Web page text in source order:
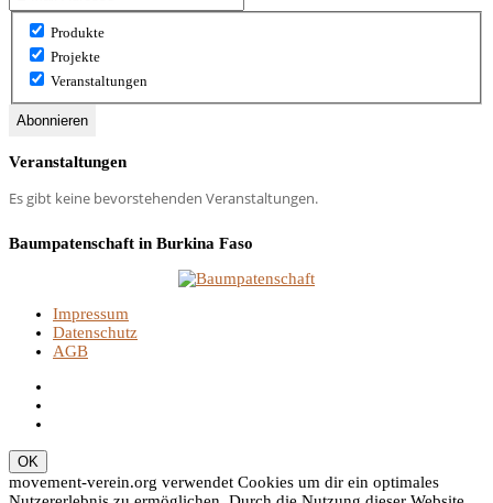
Produkte
Projekte
Veranstaltungen
Veranstaltungen
Es gibt keine bevorstehenden Veranstaltungen.
Baumpatenschaft in Burkina Faso
Impressum
Datenschutz
AGB
movement-verein.org verwendet Cookies um dir ein optimales